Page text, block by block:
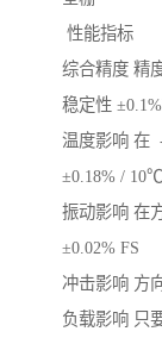
性能指标
综合精度 精
稳定性
温度影响 在
±0.18% / 10℃
振动影响 在
±0.02% FS
冲击影响 方
负载影响 只